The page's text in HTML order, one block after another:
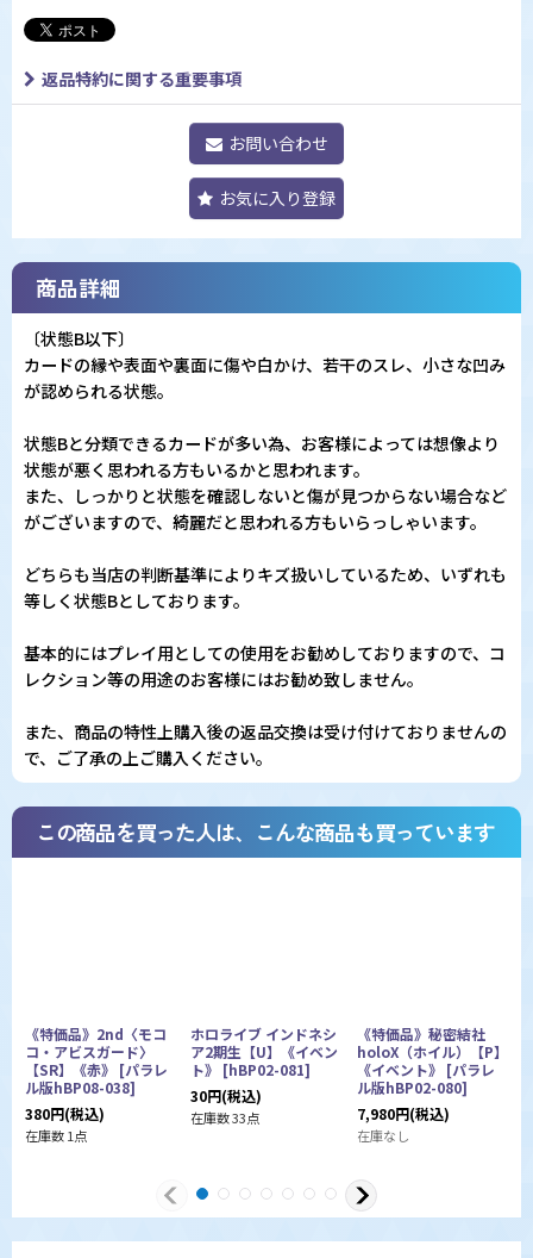
返品特約に関する重要事項
お問い合わせ
お気に入り登録
商品詳細
〔状態B以下〕
カードの縁や表面や裏面に傷や白かけ、若干のスレ、小さな凹み
が認められる状態。
状態Bと分類できるカードが多い為、お客様によっては想像より
状態が悪く思われる方もいるかと思われます。
また、しっかりと状態を確認しないと傷が見つからない場合など
がございますので、綺麗だと思われる方もいらっしゃいます。
どちらも当店の判断基準によりキズ扱いしているため、いずれも
等しく状態Bとしております。
基本的にはプレイ用としての使用をお勧めしておりますので、コ
レクション等の用途のお客様にはお勧め致しません。
また、商品の特性上購入後の返品交換は受け付けておりませんの
で、ご了承の上ご購入ください。
この商品を買った人は、こんな商品も買っています
《特価品》2nd〈モコ
コ・アビスガード〉
【SR】《赤》 [パラレ
ル版hBP08-038]
380円(税込)
在庫数 1点
ホロライブ インドネシ
ア2期生【U】《イベン
ト》 [hBP02-081]
30円(税込)
在庫数 33点
《特価品》秘密結社
holoX（ホイル）【P】
《イベント》 [パラレ
ル版hBP02-080]
7,980円(税込)
在庫なし